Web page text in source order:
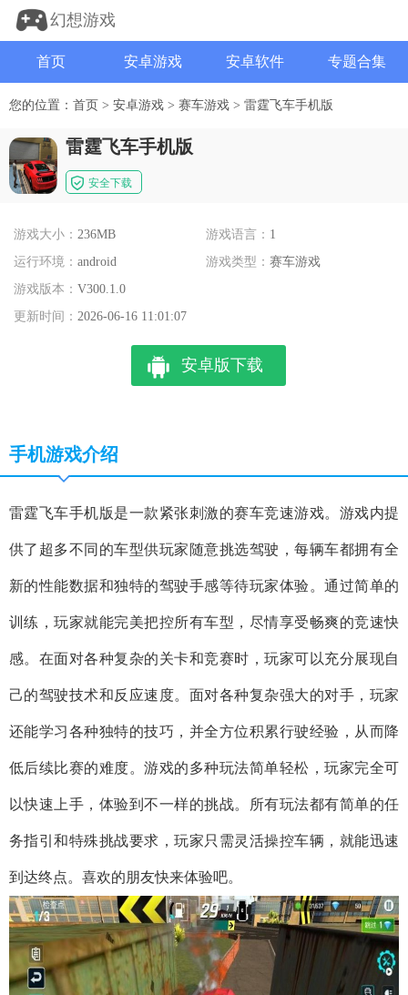
幻想游戏
首页 安卓游戏 安卓软件 专题合集
您的位置： 首页 > 安卓游戏 > 赛车游戏 > 雷霆飞车手机版
雷霆飞车手机版
安全下载
游戏大小： 236MB 游戏语言： 1
运行环境： android 游戏类型：赛车游戏
游戏版本： V300.1.0
更新时间： 2026-06-16 11:01:07
安卓版下载
手机游戏介绍
雷霆飞车手机版是一款紧张刺激的赛车竞速游戏。游戏内提
供了超多不同的车型供玩家随意挑选驾驶，每辆车都拥有全
新的性能数据和独特的驾驶手感等待玩家体验。通过简单的
训练，玩家就能完美把控所有车型，尽情享受畅爽的竞速快
感。在面对各种复杂的关卡和竞赛时，玩家可以充分展现自
己的驾驶技术和反应速度。面对各种复杂强大的对手，玩家
还能学习各种独特的技巧，并全方位积累行驶经验，从而降
低后续比赛的难度。游戏的多种玩法简单轻松，玩家完全可
以快速上手，体验到不一样的挑战。所有玩法都有简单的任
务指引和特殊挑战要求，玩家只需灵活操控车辆，就能迅速
到达终点。喜欢的朋友快来体验吧。